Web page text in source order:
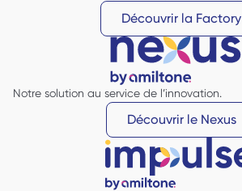
Découvrir la Factory
Notre solution au service de l’innovation.
Découvrir le Nexus